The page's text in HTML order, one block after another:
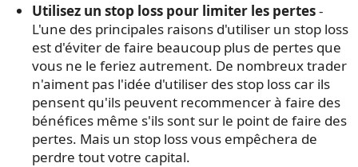
Utilisez un stop loss pour limiter les pertes-
L'une des principales raisons d'utiliser un stop loss
est d'éviter de faire beaucoup plus de pertes que
vous ne le feriez autrement. De nombreux trader
n'aiment pas l'idée d'utiliser des stop loss car ils
pensent qu'ils peuvent recommencer à faire des
bénéfices même s'ils sont sur le point de faire des
pertes. Mais un stop loss vous empêchera de
perdre tout votre capital.